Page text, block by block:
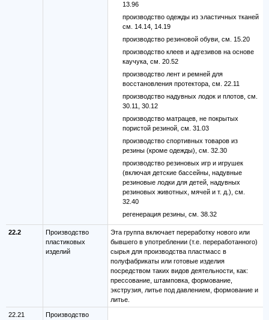
13.96
производство одежды из эластичных тканей
см. 14.14, 14.19
производство резиновой обуви, см. 15.20
производство клеев и адгезивов на основе
каучука, см. 20.52
производство лент и ремней для
восстановления протектора, см. 22.11
производство надувных лодок и плотов, см.
30.11, 30.12
производство матрацев, не покрытых
пористой резиной, см. 31.03
производство спортивных товаров из
резины (кроме одежды), см. 32.30
производство резиновых игр и игрушек
(включая детские бассейны, надувные
резиновые лодки для детей, надувных
резиновых животных, мячей и т. д.), см.
32.40
регенерация резины, см. 38.32
22.2
Производство
пластиковых
изделий
Эта группа включает переработку нового или
бывшего в употреблении (т.е. переработанного)
сырья для производства пластмасс в
полуфабрикаты или готовые изделия
посредством таких видов деятельности, как:
прессование, штамповка, формование,
экструзия, литье под давлением, формование и
литье.
22.21
Производство